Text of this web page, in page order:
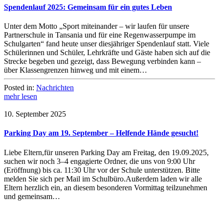
Spendenlauf 2025: Gemeinsam für ein gutes Leben
Unter dem Motto „Sport miteinander – wir laufen für unsere
Partnerschule in Tansania und für eine Regenwasserpumpe im
Schulgarten“ fand heute unser diesjähriger Spendenlauf statt. Viele
Schülerinnen und Schüler, Lehrkräfte und Gäste haben sich auf die
Strecke begeben und gezeigt, dass Bewegung verbinden kann –
über Klassengrenzen hinweg und mit einem…
Posted in: Nachrichten
mehr lesen
10. September 2025
Parking Day am 19. September – Helfende Hände gesucht!
Liebe Eltern,für unseren Parking Day am Freitag, den 19.09.2025,
suchen wir noch 3–4 engagierte Ordner, die uns von 9:00 Uhr
(Eröffnung) bis ca. 11:30 Uhr vor der Schule unterstützen. Bitte
melden Sie sich per Mail im Schulbüro.Außerdem laden wir alle
Eltern herzlich ein, an diesem besonderen Vormittag teilzunehmen
und gemeinsam…